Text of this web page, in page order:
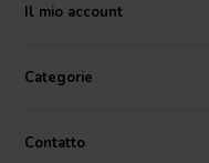
Il mio account
Categorie
Contatto